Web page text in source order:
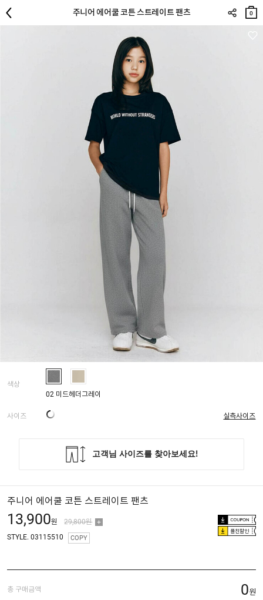
주니어 에어쿨 코튼 스트레이트 팬츠
장바
구니
0
색상
02 미드헤더그레이
사이즈 실측사이즈
주니어 에어쿨 코튼 스트레이트 팬츠
13,900원 29,800원
플친할인
STYLE. 03115510 COPY
총 구매금액 0원